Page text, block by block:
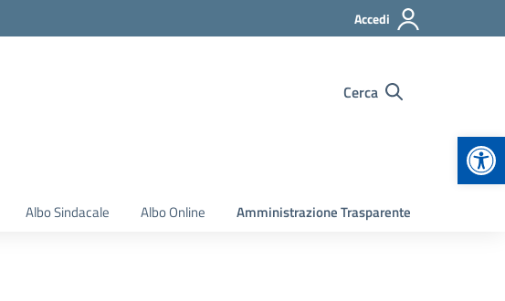
Accedi
Cerca
Albo Sindacale Albo Online Amministrazione Trasparente